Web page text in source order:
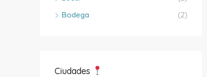
Bodega
(2)
Ciudades